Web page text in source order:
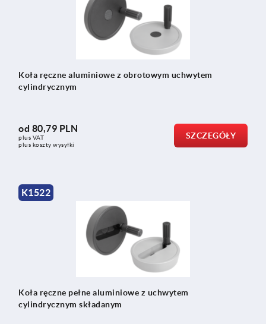
Koła ręczne aluminiowe z obrotowym uchwytem
cylindrycznym
od 80,79 PLN
plus VAT
plus koszty wysyłki
SZCZEGÓŁY
K1522
Koła ręczne pełne aluminiowe z uchwytem
cylindrycznym składanym